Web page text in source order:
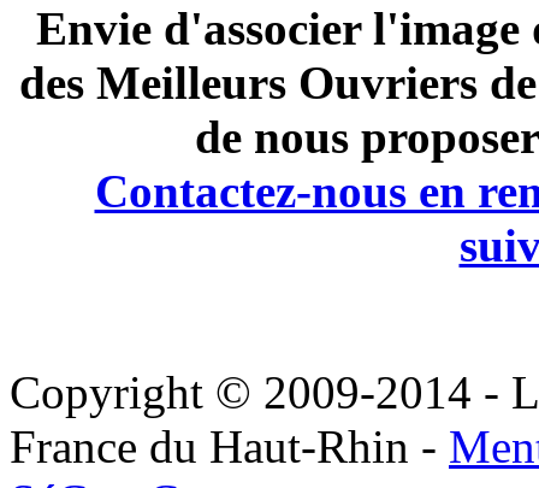
Envie d'associer l'image
des Meilleurs Ouvriers
de nous
Contactez-nous en
Copyright © 2009-2014 -
France du Haut-Rhin -